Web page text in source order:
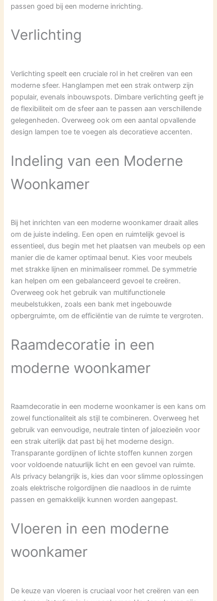
passen goed bij een moderne inrichting.
Verlichting
Verlichting speelt een cruciale rol in het creëren van een
moderne sfeer. Hanglampen met een strak ontwerp zijn
populair, evenals inbouwspots. Dimbare verlichting geeft je
de flexibiliteit om de sfeer aan te passen aan verschillende
gelegenheden. Overweeg ook om een aantal opvallende
design lampen toe te voegen als decoratieve accenten.
Indeling van een Moderne
Woonkamer
Bij het inrichten van een moderne woonkamer draait alles
om de juiste indeling. Een open en ruimtelijk gevoel is
essentieel, dus begin met het plaatsen van meubels op een
manier die de kamer optimaal benut. Kies voor meubels
met strakke lijnen en minimaliseer rommel. De symmetrie
kan helpen om een gebalanceerd gevoel te creëren.
Overweeg ook het gebruik van multifunctionele
meubelstukken, zoals een bank met ingebouwde
opbergruimte, om de efficiëntie van de ruimte te vergroten.
Raamdecoratie in een
moderne woonkamer
Raamdecoratie in een moderne woonkamer is een kans om
zowel functionaliteit als stijl te combineren. Overweeg het
gebruik van eenvoudige, neutrale tinten of jaloezieën voor
een strak uiterlijk dat past bij het moderne design.
Transparante gordijnen of lichte stoffen kunnen zorgen
voor voldoende natuurlijk licht en een gevoel van ruimte.
Als privacy belangrijk is, kies dan voor slimme oplossingen
zoals elektrische rolgordijnen die naadloos in de ruimte
passen en gemakkelijk kunnen worden aangepast.
Vloeren in een moderne
woonkamer
De keuze van vloeren is cruciaal voor het creëren van een